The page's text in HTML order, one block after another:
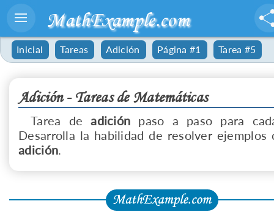
MathExample.com
Inicial Tareas Adición Página #1 Tarea #5
Adición - Tareas de Matemáticas
Tarea deadición paso a paso para
Desarrolla la habilidad de resolver ejemplos
adición.